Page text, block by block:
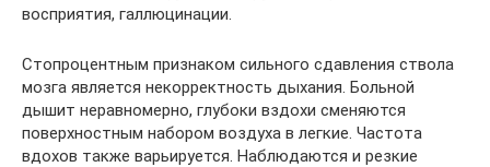
восприятия, галлюцинации.
Стопроцентным признаком сильного сдавления ствола
мозга является некорректность дыхания. Больной
дышит неравномерно, глубоки вздохи сменяются
поверхностным набором воздуха в легкие. Частота
вдохов также варьируется. Наблюдаются и резкие